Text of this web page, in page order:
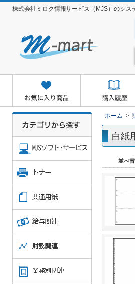
株式会社ミロク情報サービス（MJS）のシス
お取
ホーム >
白紙
並べ替